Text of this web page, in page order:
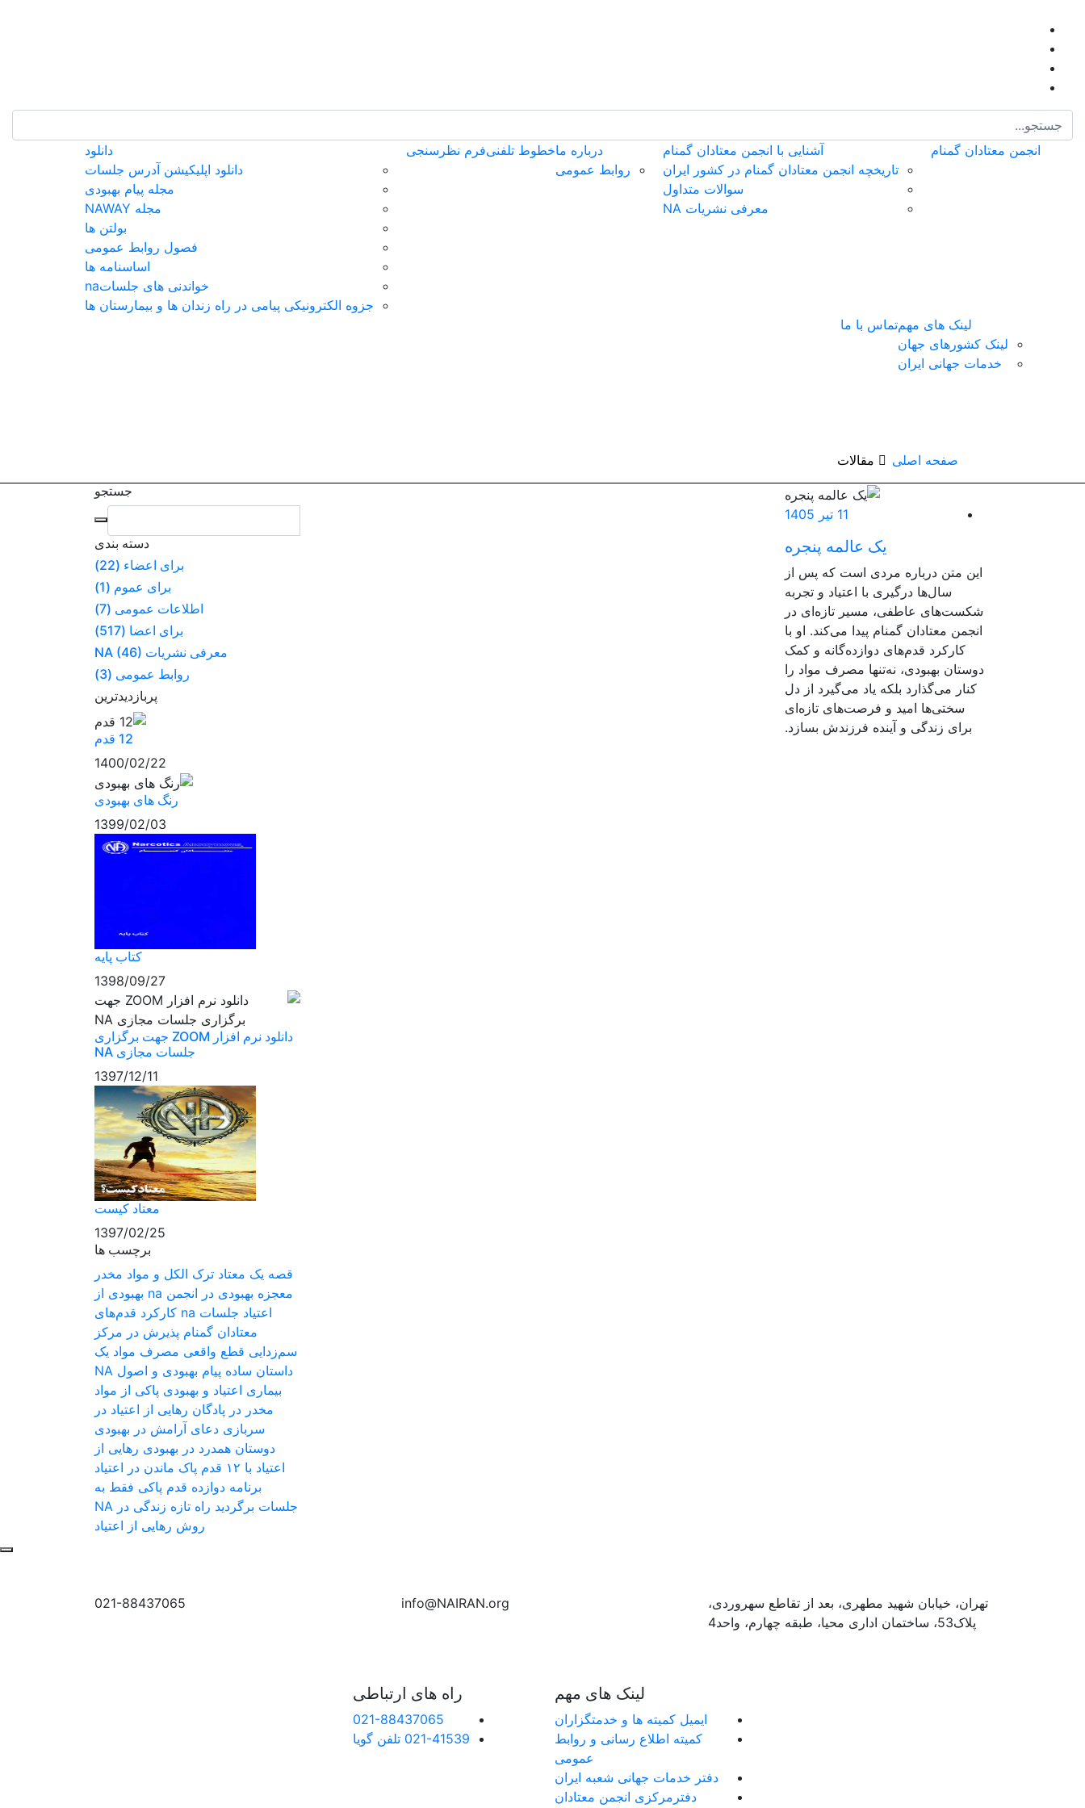
انجمن معتادان گمنام
آشنایی با انجمن معتادان گمنام
تاریخچه انجمن معتادان گمنام در کشور ایران
سوالات متداول
معرفی نشریات NA
درباره ما
روابط عمومی
خطوط تلفنیفرم نظرسنجی
دانلود
دانلود اپلیکیشن آدرس جلسات
مجله پیام بهبودی
مجله NAWAY
بولتن ها
فصول روابط عمومی
اساسنامه ها
خواندنی های جلساتna
جزوه الکترونیکی پیامی در راه زندان ها و بیمارستان ها
لینک های مهم
لینک کشورهای جهان
خدمات جهانی ایران
تماس با ما
صفحه اصلی مقالات
11 تیر 1405
یک عالمه پنجره
این متن درباره مردی است که پس از
سال‌ها درگیری با اعتیاد و تجربه
شکست‌های عاطفی، مسیر تازه‌ای در
انجمن معتادان گمنام پیدا می‌کند. او با
کارکرد قدم‌های دوازده‌گانه و کمک
دوستان بهبودی، نه‌تنها مصرف مواد را
کنار می‌گذارد بلکه یاد می‌گیرد از دل
سختی‌ها امید و فرصت‌های تازه‌ای
برای زندگی و آینده فرزندش بسازد.
جستجو
دسته بندی
برای اعضاء (22)
برای عموم (1)
اطلاعات عمومی (7)
برای اعضا (517)
معرفی نشریات NA (46)
روابط عمومی (3)
پربازدیدترین
12 قدم
1400/02/22
رنگ های بهبودی
1399/02/03
کتاب پایه
1398/09/27
دانلود نرم افزار ZOOM جهت برگزاری
جلسات مجازی NA
1397/12/11
معتاد کيست
1397/02/25
برچسب ها
قصه یک معتاد ترک الکل و مواد مخدر
معجزه بهبودی در انجمن na
بهبودی از
اعتیاد جلسات na
کارکرد قدم‌های
معتادان گمنام پذیرش در مرکز
سم‌زدایی قطع واقعی مصرف مواد یک
داستان ساده پیام بهبودی و اصول NA
بیماری اعتیاد و بهبودی پاکی از مواد
مخدر در پادگان رهایی از اعتیاد در
سربازی دعای آرامش در بهبودی
دوستان همدرد در بهبودی رهایی از
اعتیاد با ۱۲ قدم
پاک ماندن در اعتیاد
برنامه دوازده قدم پاکی فقط به
جلسات برگردید راه تازه زندگی در NA
روش رهایی از اعتیاد
تهران، خیابان شهید مطهری، بعد از تقاطع سهروردی،
پلاک53، ساختمان اداری محیا، طبقه چهارم، واحد4
info@NAIRAN.org
021-88437065
لینک های مهم
ایمیل کمیته ها و خدمتگزاران
کميته اطلاع رسانی و روابط
عمومی
دفتر خدمات جهانی شعبه ايران
دفترمرکزی انجمن معتادان
راه های ارتباطی
021-88437065
021-41539 تلفن گویا